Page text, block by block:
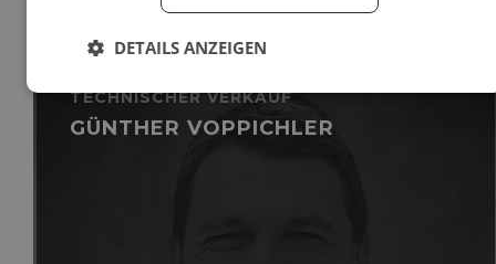
TECHNISCHER VERKAUF
GÜNTHER VOPPICHLER
DETAILS ANZEIGEN